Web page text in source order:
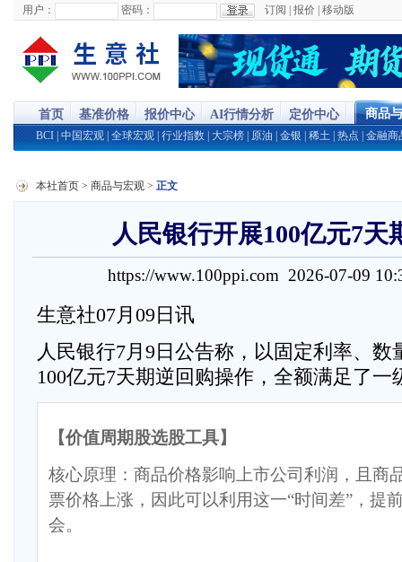
用户： 密码： 订阅 报价 移动版
首页 基准价格 报价中心 AI行情分析 定价中心 商品
BCI 中国宏观 全球宏观 行业指数 大宗榜 原油 金银 稀土 热点 金融商
本社首页 > 商品与宏观 > 正文
人民银行开展100亿元7天
https://www.100ppi.com 2026-07-09
生意社07月09日讯
人民银行7月9日公告称，以固定利率、数
100亿元7天期逆回购操作，全额满足了一
【价值周期股选股工具】
核心原理：商品价格影响上市公司利润，且商
票价格上涨，因此可以利用这一“时间差”，提
会。